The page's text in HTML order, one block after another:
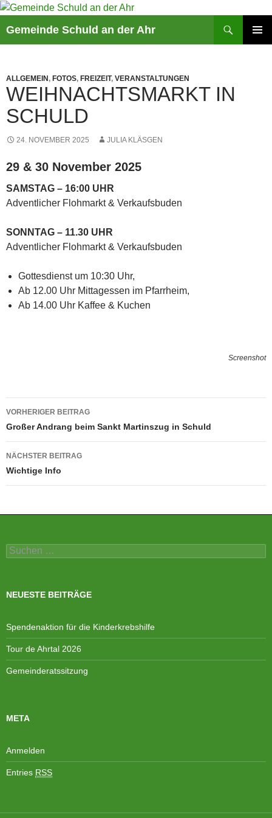
Gemeinde Schuld an der Ahr
ALLGEMEIN, FOTOS, FREIZEIT, VERANSTALTUNGEN
WEIHNACHTSMARKT IN
SCHULD
24. NOVEMBER 2025 JULIA KLÄSGEN
29 & 30 November 2025
SAMSTAG – 16:00 UHR
Adventlicher Flohmarkt & Verkaufsbuden
SONNTAG – 11.30 UHR
Adventlicher Flohmarkt & Verkaufsbuden
Gottesdienst um 10:30 Uhr,
Ab 12.00 Uhr Mittagessen im Pfarrheim,
Ab 14.00 Uhr Kaffee & Kuchen
Screenshot
Beitragsnavigation
VORHERIGER BEITRAG
Großer Andrang beim Sankt Martinszug in Schuld
NÄCHSTER BEITRAG
Wichtige Info
Suchen
nach:
NEUESTE BEITRÄGE
Spendenaktion für die Kinderkrebshilfe
Tour de Ahrtal 2026
Gemeinderatssitzung
META
Anmelden
Entries RSS